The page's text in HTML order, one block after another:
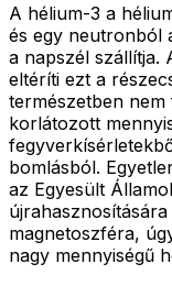
A hélium-3 a
és egy neutronból
a napszél szállítja.
eltéríti ezt a
természetben
korlátozott
bomlásból.
az Egyesült
magnetoszféra,
nagy mennyiségű